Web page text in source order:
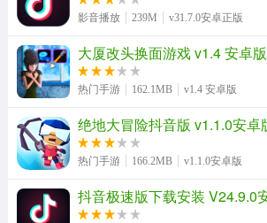
影音播放 239M v31.7.0安卓正版
大厦改头换面游戏 v1.4 安卓版
热门手游 162.1MB v1.4 安卓版
绝地大冒险抖音版 v1.1.0安卓
热门手游 166.2MB v1.1.0安卓版
抖音极速版下载安装 V24.9.0